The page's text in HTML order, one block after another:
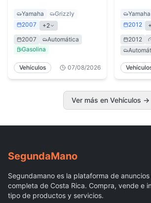
Yamaha
Grizzly
2007
+2
2007
Automática
Gasolina
Vehículos 07/08/2026
Yamaha
2012
2012
Ver más en Vehículos →
SegundaMano
Segundamano es la plataforma de
completa de Costa Rica. Compra, vende e
tipo de productos y servicios.